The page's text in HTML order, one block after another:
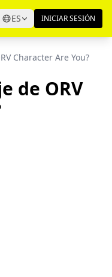
ES INICIAR SESIÓN
Character Are You?
de ORV